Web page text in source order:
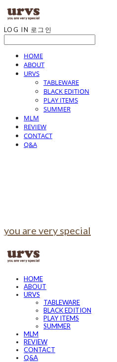
LOG IN 로그인
HOME
ABOUT
URVS
TABLEWARE
BLACK EDITION
PLAY ITEMS
SUMMER
MLM
REVIEW
CONTACT
Q&A
you are very special
HOME
ABOUT
URVS
TABLEWARE
BLACK EDITION
PLAY ITEMS
SUMMER
MLM
REVIEW
CONTACT
Q&A